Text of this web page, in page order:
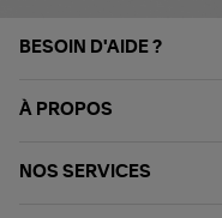
BESOIN D'AIDE ?
À PROPOS
NOS SERVICES